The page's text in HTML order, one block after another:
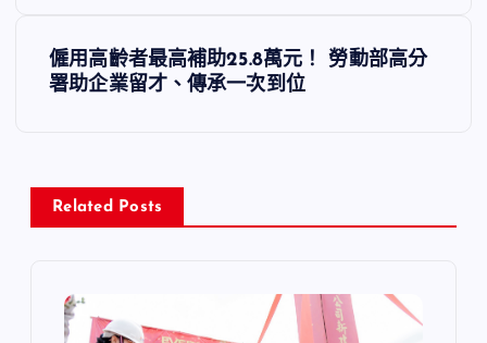
覽
僱用高齡者最高補助25.8萬元！ 勞動部高分
署助企業留才、傳承一次到位
Related Posts